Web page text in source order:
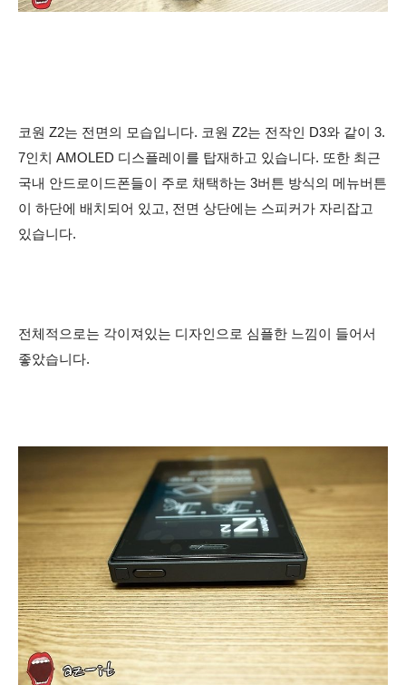
코원 Z2는 전면의 모습입니다. 코원 Z2는 전작인 D3와 같이 3.
7인치 AMOLED 디스플레이를 탑재하고 있습니다. 또한 최근
국내 안드로이드폰들이 주로 채택하는 3버튼 방식의 메뉴버튼
이 하단에 배치되어 있고, 전면 상단에는 스피커가 자리잡고
있습니다.
전체적으로는 각이져있는 디자인으로 심플한 느낌이 들어서
좋았습니다.